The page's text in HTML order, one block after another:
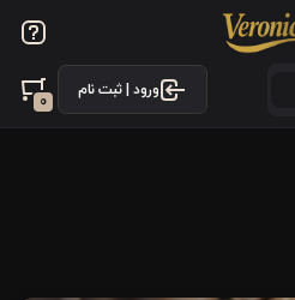
ورود | ثبت نام
0